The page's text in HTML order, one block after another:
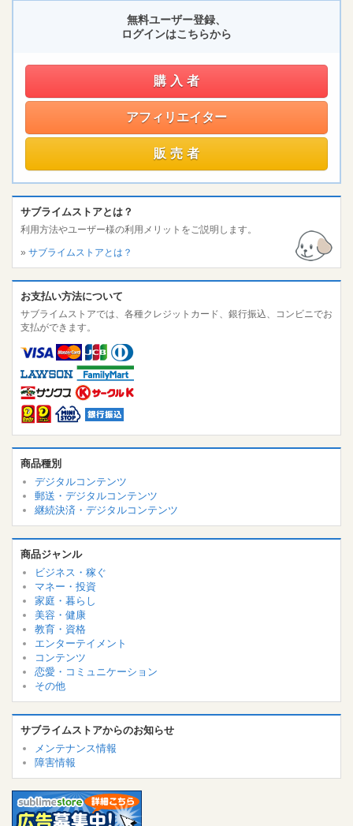
無料ユーザー登録、
ログインはこちらから
購入者
アフィリエイター
販売者
サブライムストアとは？
利用方法やユーザー様の利用メリットをご説明します。
» サブライムストアとは？
お支払い方法について
サブライムストアでは、各種クレジットカード、銀行振込、コンビニでお
支払ができます。
商品種別
デジタルコンテンツ
郵送・デジタルコンテンツ
継続決済・デジタルコンテンツ
商品ジャンル
ビジネス・稼ぐ
マネー・投資
家庭・暮らし
美容・健康
教育・資格
エンターテイメント
コンテンツ
恋愛・コミュニケーション
その他
サブライムストアからのお知らせ
メンテナンス情報
障害情報